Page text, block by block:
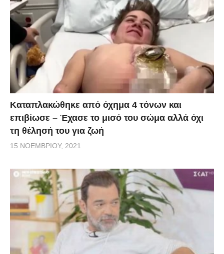
Kαταπλακώθηκε από όχημα 4 τόνων και
επιβίωσε – Έχασε το μισό του σώμα αλλά όχι
τη θέλησή του για ζωή
15 ΝΟΕΜΒΡΊΟΥ, 2021